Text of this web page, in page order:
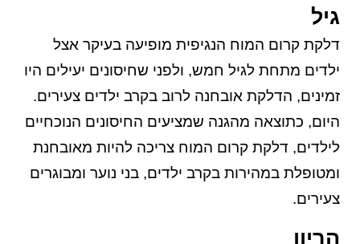
גיל
דלקת קרום המוח הנגיפית מופיעה בעיקר אצל
ילדים מתחת לגיל חמש, ולפני שחיסונים יעילים היו
זמינים, הדלקת אובחנה לרוב בקרב ילדים צעירים.
היום, כתוצאה מהגנה שמציעים החיסונים הנוכחיים
לילדים, דלקת קרום המוח צריכה להיות מאובחנת
ומטופלת במהירות בקרב ילדים, בני נוער ומבוגרים
צעירים.
הריון